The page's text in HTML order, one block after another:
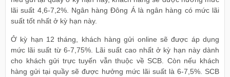
lãi suất 4,6-7,2%. Ngân hàng Đông Á là ngân hàng có mức lãi
suất tốt nhất ở kỳ hạn này.
Ở kỳ hạn 12 tháng, khách hàng gửi online sẽ được áp dụng
mức lãi suất từ 6-7,75%. Lãi suất cao nhất ở kỳ hạn này dành
cho khách gửi trực tuyến vẫn thuộc về SCB. Còn nếu khách
hàng gửi tại quầy sẽ được hưởng mức lãi suất là 6-7,5%. SCB